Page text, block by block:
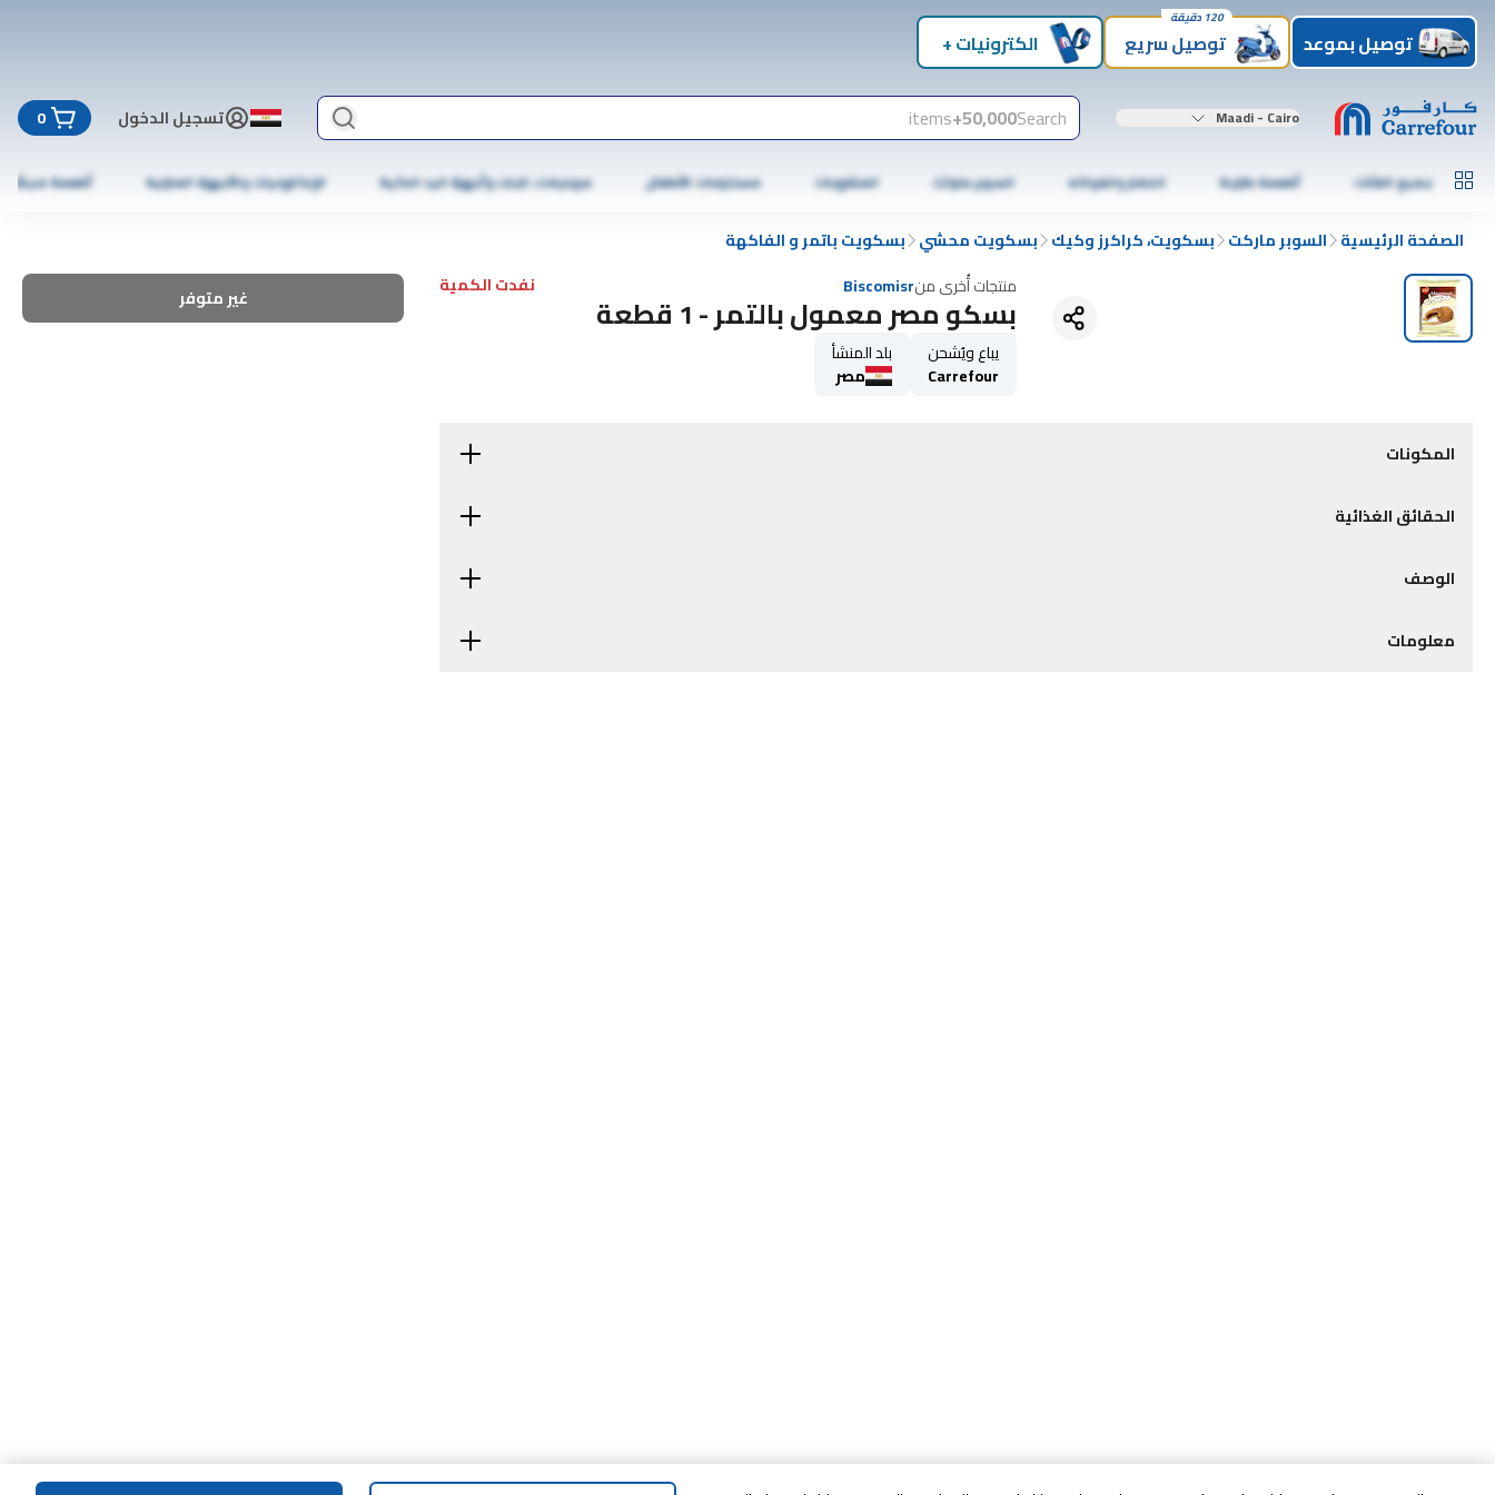
توصيل بموعد توصيل سريع
120 دقيقة
الكترونيات +
Maadi - Cairo
Search
50,000+
items تسجيل الدخول 0
جميع الفئات أطعمة طازجة الخضار والفواكه السوبر ماركت المشروبات مستلزمات الأطفال موبايلات، تابلت وأجهزة اليد الذكية الإلكترونيات والأجهزة المنزلية أطعمة مجمّدة
الصفحة الرئيسية السوبر ماركت بسكويت، كراكرز وكيك بسكويت محشي بسكويت باتمر و الفاكهة
منتجات أُخرى منBiscomisr نفدت الكمية
بسكو مصر معمول بالتمر - 1 قطعة
يباع ويُشحن
Carrefour
بلد المنشأ
مصر
غير متوفر
المكونات
الحقائق الغذائية
الوصف
معلومات